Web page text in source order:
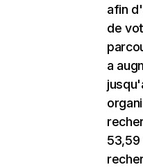
afin
de
a